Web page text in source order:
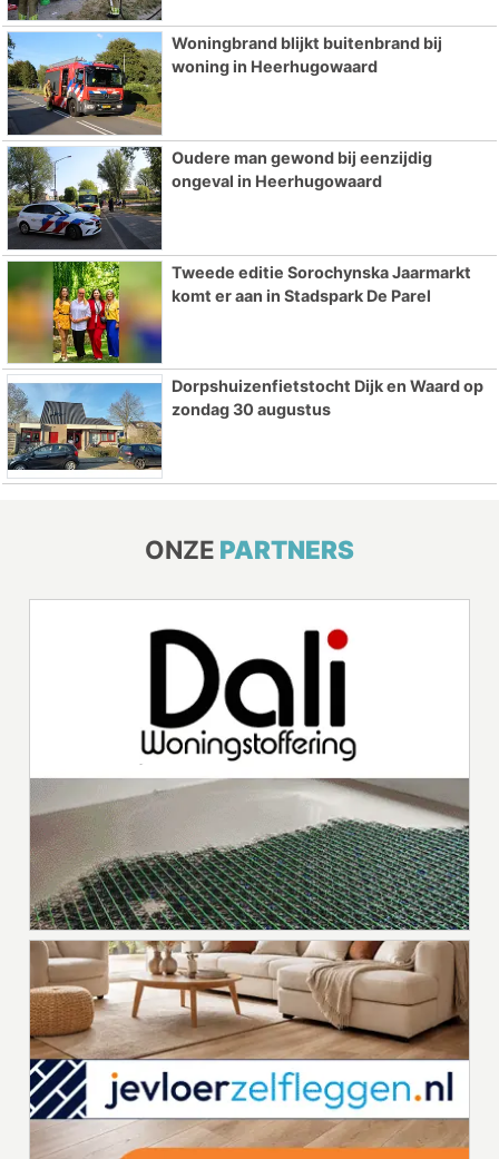
Woningbrand blijkt buitenbrand bij
woning in Heerhugowaard
Oudere man gewond bij eenzijdig
ongeval in Heerhugowaard
Tweede editie Sorochynska Jaarmarkt
komt er aan in Stadspark De Parel
Dorpshuizenfietstocht Dijk en Waard op
zondag 30 augustus
ONZE PARTNERS